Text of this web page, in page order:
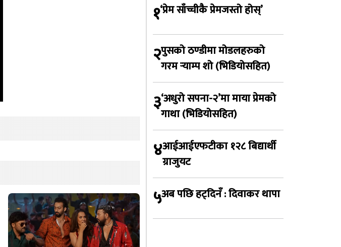
१‘प्रेम साँच्चीकै प्रेमजस्तो होस्’
२पुसको ठण्डीमा मोडलहरुको
गरम र्‍याम्प शो (भिडियोसहित)
३‘अधुरो सपना-२’मा माया प्रेमको
गाथा (भिडियोसहित)
४आईआईएफटीका १२८ बिद्यार्थी
ग्राजुयट
५अब पछि हट्दिनँ : दिवाकर थापा